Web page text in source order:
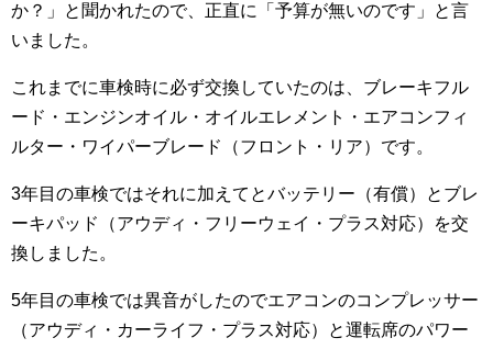
か？」と聞かれたので、正直に「予算が無いのです」と言
いました。
これまでに車検時に必ず交換していたのは、ブレーキフル
ード・エンジンオイル・オイルエレメント・エアコンフィ
ルター・ワイパーブレード（フロント・リア）です。
3年目の車検ではそれに加えてとバッテリー（有償）とブレ
ーキパッド（アウディ・フリーウェイ・プラス対応）を交
換しました。
5年目の車検では異音がしたのでエアコンのコンプレッサー
（アウディ・カーライフ・プラス対応）と運転席のパワー